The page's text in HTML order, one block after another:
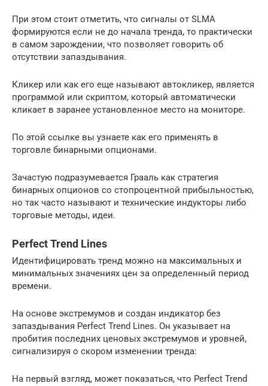
При этом стоит отметить, что сигналы от SLMA
формируются если не до начала тренда, то практически
в самом зарождении, что позволяет говорить об
отсутствии запаздывания.
Кликер или как его еще называют автокликер, является
программой или скриптом, который автоматически
кликает в заранее установленное место на мониторе.
По этой ссылке вы узнаете как его применять в
торговле бинарными опционами.
Зачастую подразумевается Грааль как стратегия
бинарных опционов со стопроцентной прибыльностью,
но так часто называют и технические индукторы либо
торговые методы, идеи.
Perfect Trend Lines
Идентифицировать тренд можно на максимальных и
минимальных значениях цен за определенный период
времени.
На основе экстремумов и создан индикатор без
запаздывания Perfect Trend Lines. Он указывает на
пробития последних ценовых экстремумов и уровней,
сигнализируя о скором изменении тренда:
На первый взгляд, может показаться, что Perfect Trend